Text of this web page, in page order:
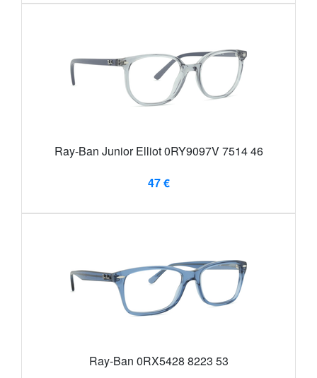
Ray-Ban Junior Elliot 0RY9097V 7514 46
47 €
Ray-Ban 0RX5428 8223 53